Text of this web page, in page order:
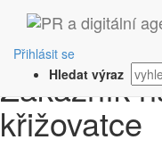
Přihlásit se
Hledat výraz
‹ Zpět
Retail
Zákazník
křižovatce